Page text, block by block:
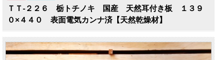
ＴＴ-２２６ 栃トチノキ 国産 天然耳付き板 １３９
０×４４０ 表面電気カンナ済【天然乾燥材】